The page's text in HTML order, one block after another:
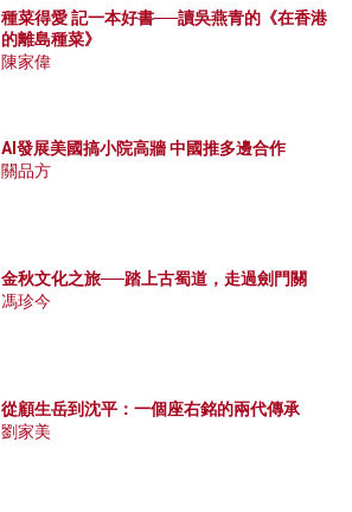
種菜得愛 記一本好書──讀吳燕青的《在香港
的離島種菜》
陳家偉
AI發展美國搞小院高牆 中國推多邊合作
關品方
金秋文化之旅──踏上古蜀道，走過劍門關
馮珍今
從顧生岳到沈平：一個座右銘的兩代傳承
劉家美